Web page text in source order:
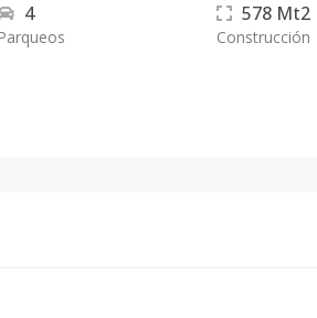
4
Parqueos
578 Mt2
Construcción